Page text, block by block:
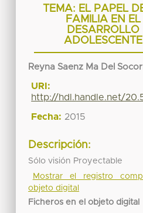
TEMA: EL PAPEL
FAMILIA EN EL
DESARROLLO
ADOLESCENTE
Reyna Saenz Ma Del
URI:
http://hdl.handle.net/
Fecha: 2015
Descripción:
Sólo visión Proyectable
Mostrar el registro
objeto digital
Ficheros en el objeto digital